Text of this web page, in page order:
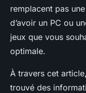
remplacent pas
d’avoir un PC ou
jeux que vous
optimale.
À travers cet
trouvé des